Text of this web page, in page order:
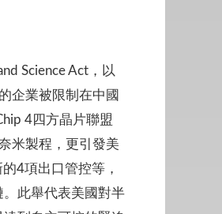
Science Act，以
企業被限制在中國
4四方晶片聯盟
米製程，更引發美
4項出口管控等，
此舉代表美國對半